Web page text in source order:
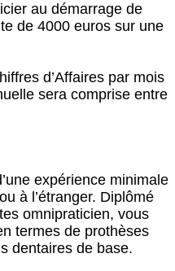
au démarrage de
de 4000 euros sur une
d’Affaires par mois
sera comprise entre
expérience minimale
à l’étranger. Diplômé
omnipraticien, vous
termes de prothèses
dentaires de base.